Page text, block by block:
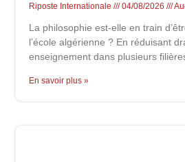
Riposte Internationale 04/08/2026
La philosophie est-elle en train
l’école algérienne ? En réduisant
enseignement dans plusieurs
En savoir plus »